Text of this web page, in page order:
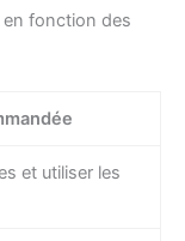
fonction des
et utiliser les